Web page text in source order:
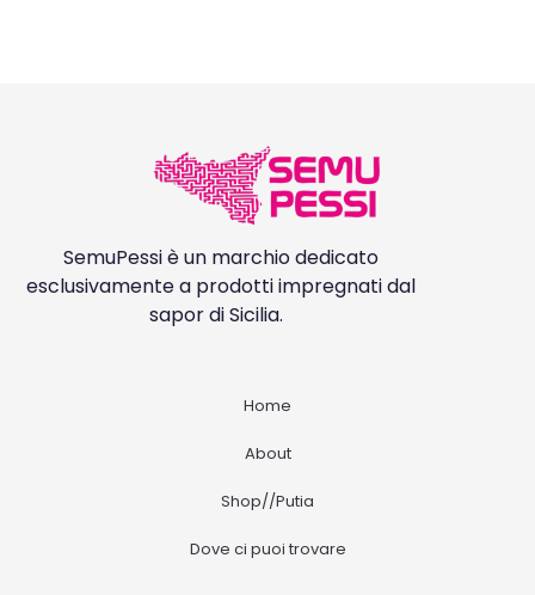
SemuPessi è un marchio dedicato
esclusivamente a prodotti impregnati dal
sapor di Sicilia.
Home
About
Shop//Putia
Dove ci puoi trovare